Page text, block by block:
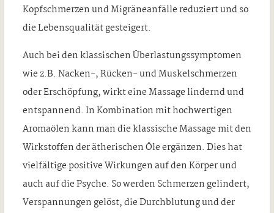
Kopfschmerzen und Migräneanfälle reduziert und so
die Lebensqualität gesteigert.
Auch bei den klassischen Überlastungssymptomen
wie z.B. Nacken-, Rücken- und Muskelschmerzen
oder Erschöpfung, wirkt eine Massage lindernd und
entspannend. In Kombination mit hochwertigen
Aromaölen kann man die klassische Massage mit den
Wirkstoffen der ätherischen Öle ergänzen. Dies hat
vielfältige positive Wirkungen auf den Körper und
auch auf die Psyche. So werden Schmerzen gelindert,
Verspannungen gelöst, die Durchblutung und der